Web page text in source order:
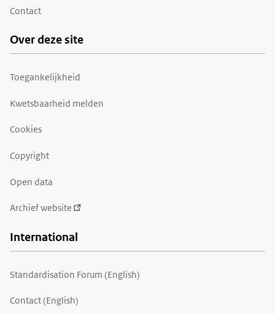
Contact
Over deze site
Toegankelijkheid
Kwetsbaarheid melden
Cookies
Copyright
Open data
Archief website
International
Standardisation Forum (English)
Contact (English)